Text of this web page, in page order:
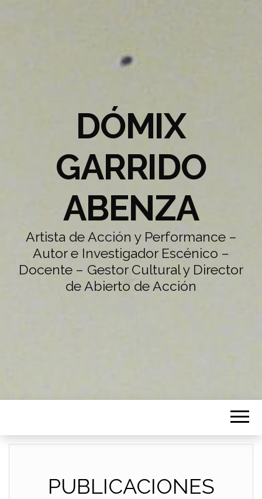
DÓMIX
GARRIDO
ABENZA
Artista de Acción y Performance –
Autor e Investigador Escénico –
Docente – Gestor Cultural y Director
de Abierto de Acción
PUBLICACIONES